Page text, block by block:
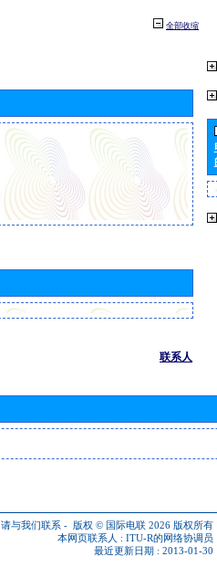
全部收缩
联系人
请与我们联系 - 版权 © 国际电联 2026 版权所有
本网页联系人 : ITU-R的网络协调员
最近更新日期 : 2013-01-30